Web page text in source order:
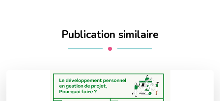
Publication similaire